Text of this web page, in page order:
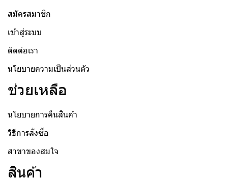
สมัครสมาชิก
เข้าสู่ระบบ
ติดต่อเรา
นโยบายความเป็นส่วนตัว
ช่วยเหลือ
นโยบายการคืนสินค้า
วิธีการสั่งซื้อ
สาขาของสมใจ
สินค้า